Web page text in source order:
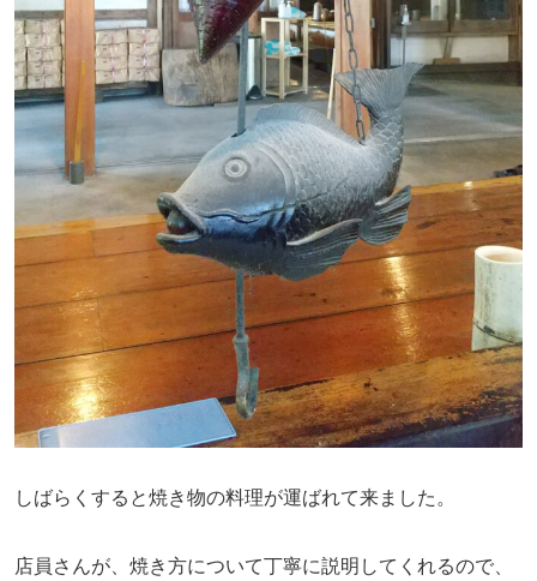
しばらくすると焼き物の料理が運ばれて来ました。
店員さんが、焼き方について丁寧に説明してくれるので、